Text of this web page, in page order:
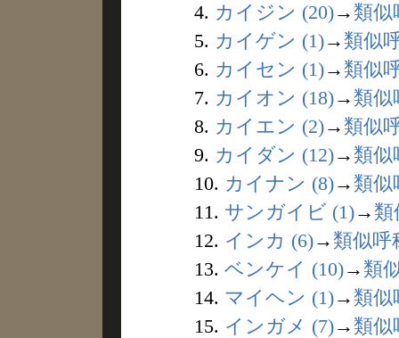
4. カイジン (20)→ 類似
5. カイゲン (1)→ 類似
6. カイセン (1)→ 類似
7. カイオン (18)→ 類似
8. カイエン (2)→ 類似
9. カイダン (12)→ 類似
10. カイナン (8)→ 類似
11. サンガイビ (1)→ 類
12. インカ (6)→ 類似呼
13. ベンケイ (10)→ 類
14. マイヘン (1)→ 類似
15. インガメ (7)→ 類似